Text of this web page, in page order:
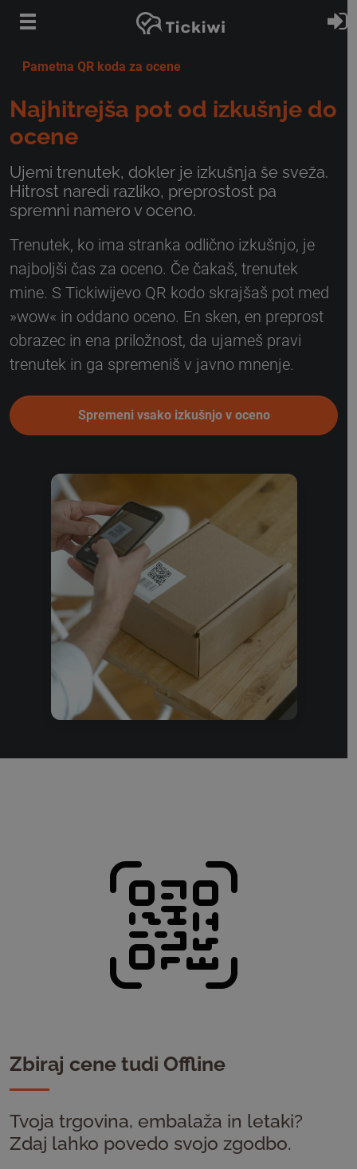
Preskoči na glavno vsebino
Pametna QR koda za ocene
Najhitrejša pot od izkušnje do
ocene
Ujemi trenutek, dokler je izkušnja še sveža.
Hitrost naredi razliko, preprostost pa
spremni namero v oceno.
Trenutek, ko ima stranka odlično izkušnjo, je
najboljši čas za oceno. Če čakaš, trenutek
mine. S Tickiwijevo QR kodo skrajšaš pot med
»wow« in oddano oceno. En sken, en preprost
obrazec in ena priložnost, da ujameš pravi
trenutek in ga spremeniš v javno mnenje.
Spremeni vsako izkušnjo v oceno
Zbiraj cene tudi Offline
Tvoja trgovina, embalaža in letaki?
Zdaj lahko povedo svojo zgodbo.